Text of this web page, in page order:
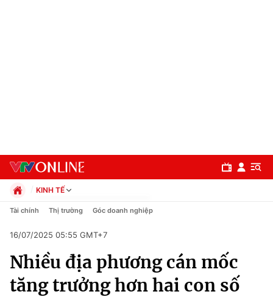
Chuyên mục
Chính trị
KINH TẾ
Chính trị
Pháp luật
Kinh tế
Thể thao
Truyền hình
Tài chính Thị trường Góc doanh nghiệp
16/07/2025 05:55 GMT+7
Nhiều địa phương cán mốc
tăng trưởng hơn hai con số